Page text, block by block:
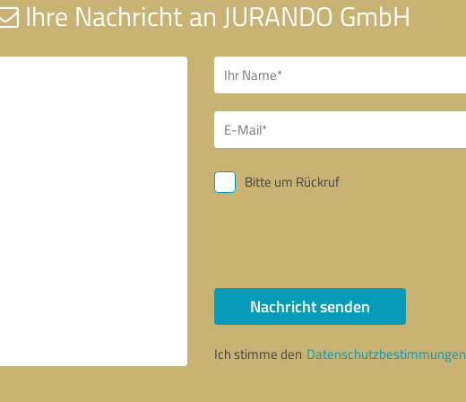
Ihre Nachricht an JURANDO GmbH
Bitte um Rückruf
Nachricht senden
Ich stimme den Datenschutzbestimmungen